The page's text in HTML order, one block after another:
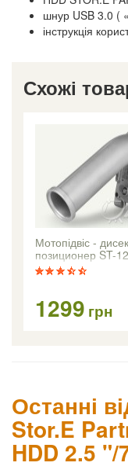
шнур USB 3.0 (
інструкція
Схожі
Мотопідвіс -
позиционер ST-
1299 грн
Останні
Stor.E
HDD 2.5 "/